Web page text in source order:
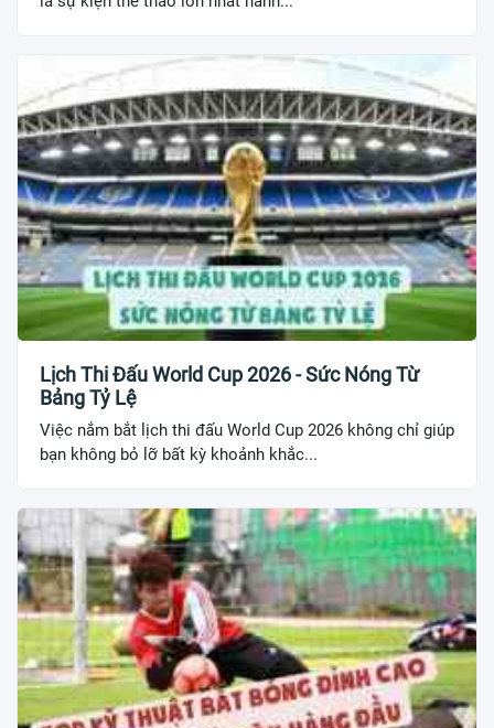
Lịch Thi Đấu World Cup 2026 - Sức Nóng Từ
Bảng Tỷ Lệ
Việc nắm bắt lịch thi đấu World Cup 2026 không chỉ giúp
bạn không bỏ lỡ bất kỳ khoảnh khắc...